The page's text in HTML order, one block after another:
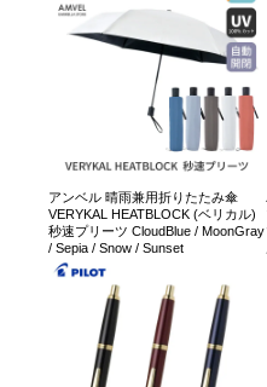
アンベル 晴雨兼用折りたたみ傘
VERYKAL HEATBLOCK (ベリカル)
秒速プリーツ CloudBlue / MoonGray
/ Sepia / Snow / Sunset